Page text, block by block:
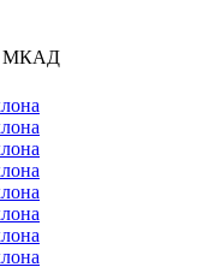
МКАД